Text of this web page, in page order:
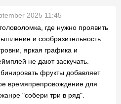
2025 11:45
где нужно проявить
и сообразительность.
яркая графика и
не дают заскучать.
фрукты добавляет
времяпрепровождение для
"собери три в ряд".